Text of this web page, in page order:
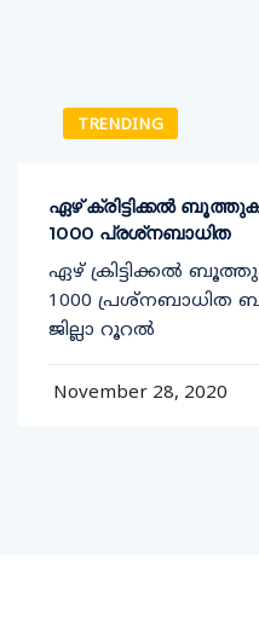
TRENDING
ഏഴ് ക്രിട്ടിക്കല്‍
1000 പ്രശ്‌നബാധിത
ഏഴ് ക്രിട്ടിക്കല്‍
1000
ജില്ലാ റൂറല്‍
November 28, 2020